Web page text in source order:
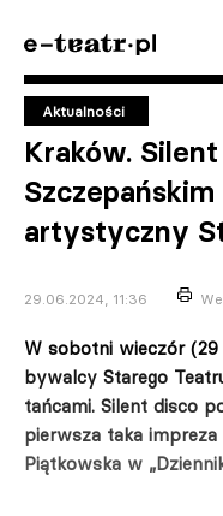
Aktualności
Kraków.
artystyczny
29.06.2024, 11:36
W sobotni wieczór
bywalcy Starego
tańcami. Silent disco
pierwsza taka
Piątkowska w